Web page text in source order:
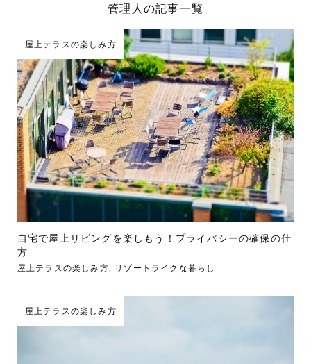
管理人の記事一覧
屋上テラスの楽しみ方
自宅で屋上リビングを楽しもう！プライバシーの確保の仕
方
屋上テラスの楽しみ方, リゾートライクな暮らし
屋上テラスの楽しみ方